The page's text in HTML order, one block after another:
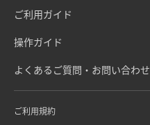
ご利用ガイド
操作ガイド
よくあるご質問・お問い合わせ
ご利用規約